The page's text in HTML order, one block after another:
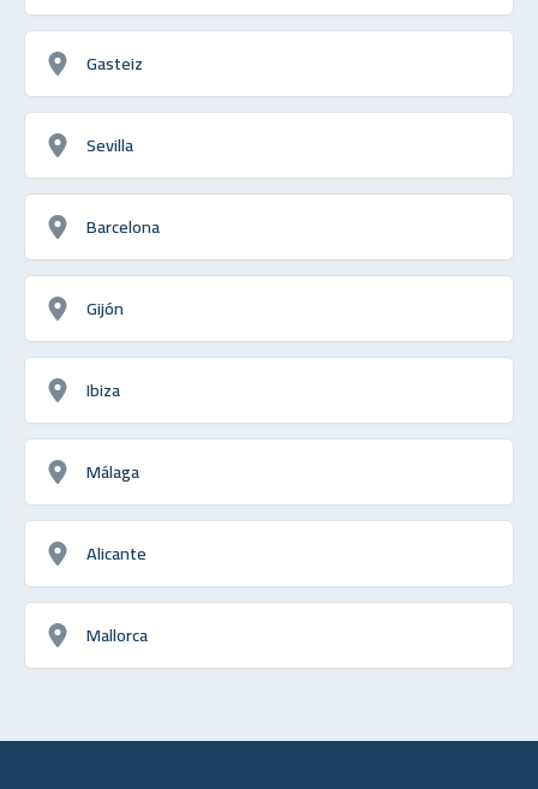
Gasteiz
Sevilla
Barcelona
Gijón
Ibiza
Málaga
Alicante
Mallorca